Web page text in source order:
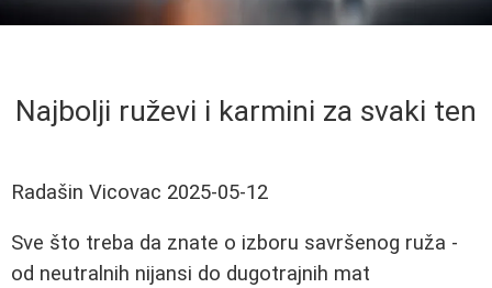
Najbolji ruževi i karmini za svaki ten
Radašin Vicovac 2025-05-12
Sve što treba da znate o izboru savršenog ruža -
od neutralnih nijansi do dugotrajnih mat